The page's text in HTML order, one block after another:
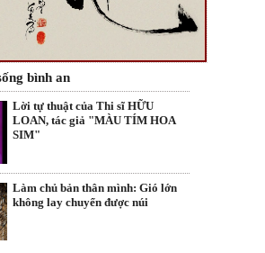
bình an
Lời tự thuật của Thi sĩ HỮU
LOAN, tác giả "MÀU TÍM HOA
SIM"
Làm chủ bản thân mình: Gió lớn
không lay chuyển được núi